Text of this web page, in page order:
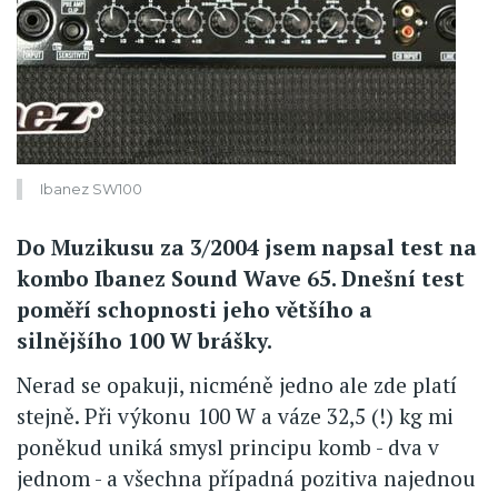
Ibanez SW100
Do Muzikusu za 3/2004 jsem napsal test na
kombo Ibanez Sound Wave 65. Dnešní test
poměří schopnosti jeho většího a
silnějšího 100 W brášky.
Nerad se opakuji, nicméně jedno ale zde platí
stejně. Při výkonu 100 W a váze 32,5 (!) kg mi
poněkud uniká smysl principu komb - dva v
jednom - a všechna případná pozitiva najednou